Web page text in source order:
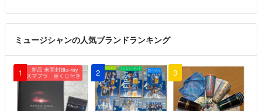
ミュージシャンの人気ブランドランキング
1 2 3